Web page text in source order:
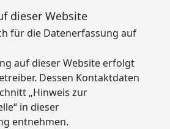
dieser Website
für die Datenerfassung auf
auf dieser Website erfolgt
Dessen Kontaktdaten
„Hinweis zur
in dieser
entnehmen.